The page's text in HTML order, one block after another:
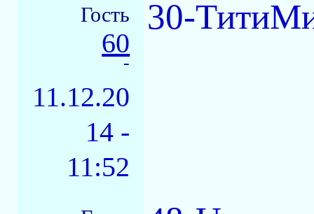
Гость
60
-
11.12.20
14 -
11:52
30-